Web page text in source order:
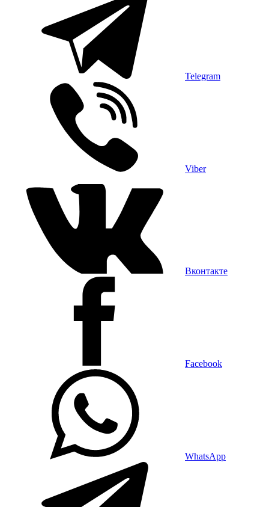
Telegram
Viber
Вконтакте
Facebook
WhatsApp